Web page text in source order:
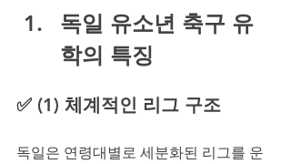
독일 유소년 축구 유
학의 특징
✅ (1) 체계적인 리그 구조
독일은 연령대별로 세분화된 리그를 운